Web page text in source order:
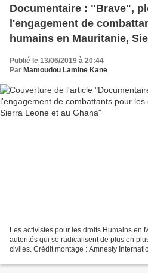
Documentaire : "Brave",
l'engagement de
humains en Mauritanie,
Publié le 13/06/2019 à 20:44
Par Mamoudou Lamine Kane
Les activistes pour les droits Humains en
autorités qui se radicalisent de plus en
civiles. Crédit montage : Amnesty